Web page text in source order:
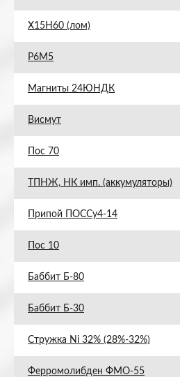
Х15Н60 (лом)
Р6М5
Магниты 24ЮНДК
Висмут
Пос 70
ТПНЖ, НК имп. (аккумуляторы)
Припой ПОССу4-14
Пос 10
Баббит Б-80
Баббит Б-30
Стружка Ni 32% (28%-32%)
Ферромолибден ФМО-55